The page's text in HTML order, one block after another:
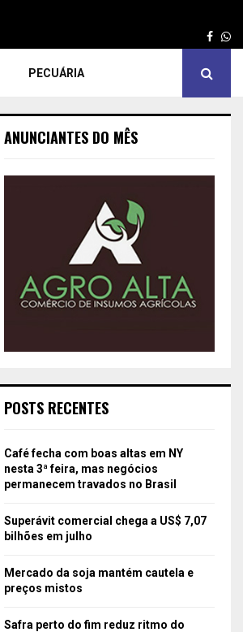
PECUÁRIA
ANUNCIANTES DO MÊS
POSTS RECENTES
Café fecha com boas altas em NY
nesta 3ª feira, mas negócios
permanecem travados no Brasil
Superávit comercial chega a US$ 7,07
bilhões em julho
Mercado da soja mantém cautela e
preços mistos
Safra perto do fim reduz ritmo do